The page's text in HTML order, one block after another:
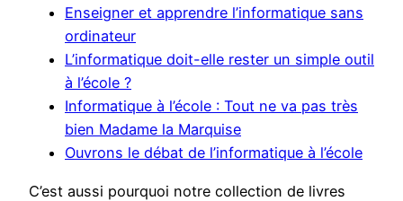
Enseigner et apprendre l’informatique sans
ordinateur
L’informatique doit-elle rester un simple outil
à l’école ?
Informatique à l’école : Tout ne va pas très
bien Madame la Marquise
Ouvrons le débat de l’informatique à l’école
C’est aussi pourquoi notre collection de livres